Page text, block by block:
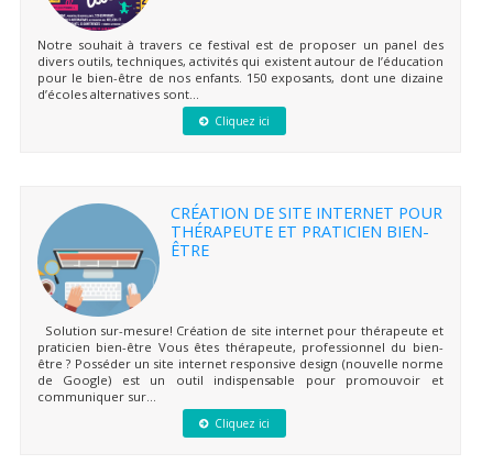
Notre souhait à travers ce festival est de proposer un panel des
divers outils, techniques, activités qui existent autour de l’éducation
pour le bien-être de nos enfants. 150 exposants, dont une dizaine
d’écoles alternatives sont...
Cliquez ici
CRÉATION DE SITE INTERNET POUR
THÉRAPEUTE ET PRATICIEN BIEN-
ÊTRE
Solution sur-mesure! Création de site internet pour thérapeute et
praticien bien-être Vous êtes thérapeute, professionnel du bien-
être ? Posséder un site internet responsive design (nouvelle norme
de Google) est un outil indispensable pour promouvoir et
communiquer sur...
Cliquez ici